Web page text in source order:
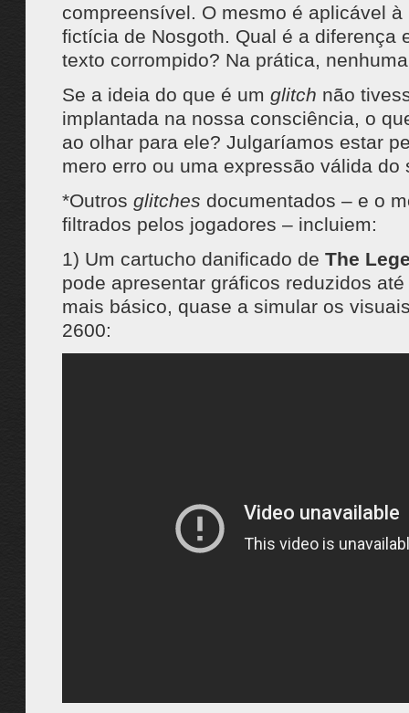
compreensível. O mesmo é aplicável à
fictícia de Nosgoth. Qual é a diferença
texto corrompido? Na prática,
Se a ideia do que é um glitch não
implantada na nossa consciência, o
ao olhar para ele? Julgaríamos estar
mero erro ou uma expressão válida do
*Outros glitches documentados – e o
filtrados pelos jogadores – incluiem:
1) Um cartucho danificado de The
pode apresentar gráficos reduzidos
mais básico, quase a simular os
2600: